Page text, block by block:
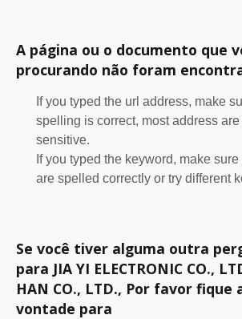
A página ou o documento que
procurando não foram
If you typed the url address, make
spelling is correct, most address
sensitive.
If you typed the keyword, make
are spelled correctly or try different
Se você tiver alguma outra
para JIA YI ELECTRONIC CO.,
HAN CO., LTD., Por favor fique
vontade para